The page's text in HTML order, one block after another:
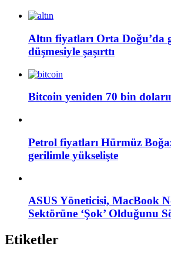
Altın fiyatları Orta Doğu’da
düşmesiyle şaşırttı
Bitcoin yeniden 70 bin
Petrol fiyatları Hürmüz
gerilimle yükselişte
ASUS Yöneticisi, MacBook
Sektörüne ‘Şok’ Olduğunu
Etiketler